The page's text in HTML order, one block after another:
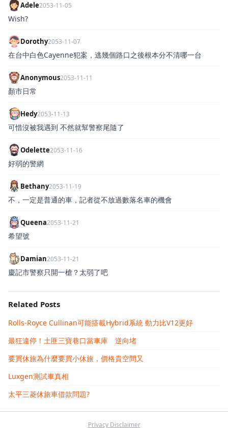
Adele2053-11-05
Wish?
Dorothy2053-11-07
在台中白色Cayenne犯案，逃幾個路口之後根本分不清哪一台
Anonymous2053-11-11
顏市日常
Hedy2053-11-13
可惜沒被我遇到 不然就幫警察尾隨了
Odelette2053-11-16
好弱的警網
Bethany2053-11-19
不，一定是普通的車，記者從不放過數落名車的機會
Queena2053-11-21
希望號
Damian2053-11-21
慶記市警察只開一槍？太弱了吧
Related Posts
Rolls-Royce Cullinan可能搭載Hybrid系統 動力比V12更好
最狂違停！土匪三寶巷口當車庫 逆向堵
要買休旅為什麼要買小休旅，價格貴空間又
Luxgen測試車真相
太平三菱休旅車借款問題?
Privacy Disclaimer